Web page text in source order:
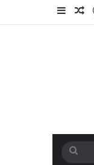
ورودنوشته تصادفی
سایدبار
جستجو